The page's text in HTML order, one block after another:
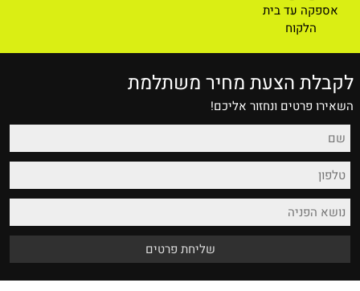
אספקה עד בית
הלקוח
לקבלת הצעת מחיר משתלמת
השאירו פרטים ונחזור אליכם!